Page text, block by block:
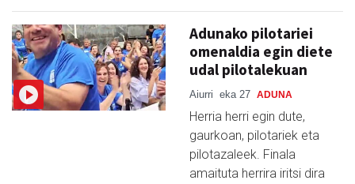
Adunako pilotariei
omenaldia egin diete
udal pilotalekuan
Aiurri eka 27 ADUNA
Herria herri egin dute,
gaurkoan, pilotariek eta
pilotazaleek. Finala
amaituta herrira iritsi dira